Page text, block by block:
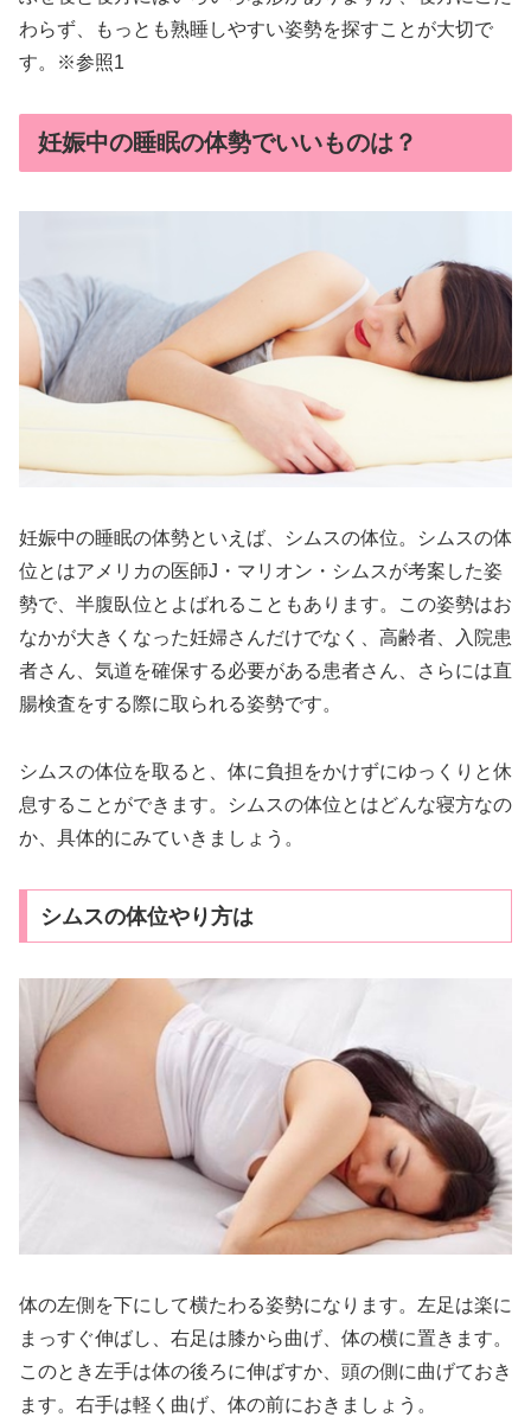
わらず、もっとも熟睡しやすい姿勢を探すことが大切で
す。※参照1
妊娠中の睡眠の体勢でいいものは？
妊娠中の睡眠の体勢といえば、シムスの体位。シムスの体
位とはアメリカの医師J・マリオン・シムスが考案した姿
勢で、半腹臥位とよばれることもあります。この姿勢はお
なかが大きくなった妊婦さんだけでなく、高齢者、入院患
者さん、気道を確保する必要がある患者さん、さらには直
腸検査をする際に取られる姿勢です。
シムスの体位を取ると、体に負担をかけずにゆっくりと休
息することができます。シムスの体位とはどんな寝方なの
か、具体的にみていきましょう。
シムスの体位やり方は
体の左側を下にして横たわる姿勢になります。左足は楽に
まっすぐ伸ばし、右足は膝から曲げ、体の横に置きます。
このとき左手は体の後ろに伸ばすか、頭の側に曲げておき
ます。右手は軽く曲げ、体の前におきましょう。